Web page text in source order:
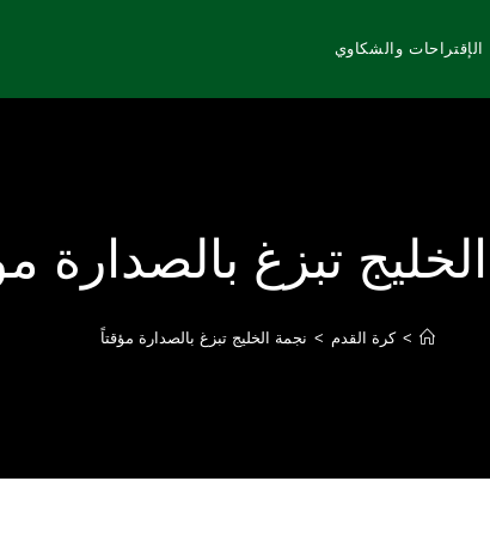
الإقتراحات والشكاوي
تبزغ بالصدارة
> كرة القدم > نجمة الخليج تبزغ بالصدارة مؤقتاً